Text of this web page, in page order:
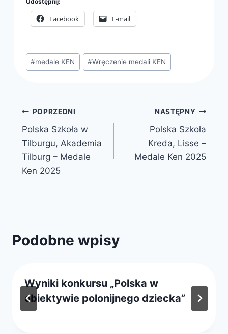
Facebook E-mail
Tagi
wpisu:
#medale KEN #Wręczenie medali KEN
Nawigacja
wpisu
POPRZEDNI
Polska Szkoła w
Tilburgu, Akademia
Tilburg – Medale
Ken 2025
NASTĘPNY
Polska Szkoła
Kreda, Lisse –
Medale Ken 2025
Podobne wpisy
Wyniki konkursu „Polska w
obiektywie polonijnego dziecka”